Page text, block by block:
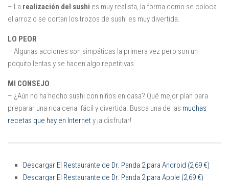
– La realización del sushi es muy realista, la forma como se coloca
el arroz o se cortan los trozos de sushi es muy divertida.
LO PEOR
– Algunas acciones son simpáticas la primera vez pero son un
poquito lentas y se hacen algo repetitivas.
MI CONSEJO
– ¿Aún no ha hecho sushi con niños en casa? Qué mejor plan para
preparar una rica cena fácil y divertida. Busca una de las muchas
recetas que hay en Internety ¡a disfrutar!
Descargar El Restaurante de Dr. Panda 2 para Android (2,69 €)
Descargar El Restaurante de Dr. Panda 2 para Apple (2,69 €)